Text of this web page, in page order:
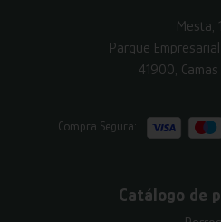
Mesta,
Parque
41900,
Compra Segura:
Catálogo de